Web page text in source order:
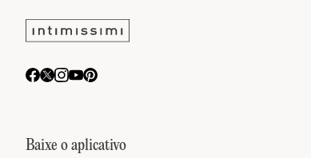
Baixe o aplicativo